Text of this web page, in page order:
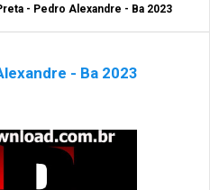
- Pedro Alexandre - Ba 2023
- Ba 2023